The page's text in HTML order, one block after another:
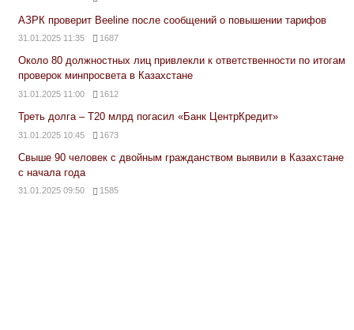
АЗРК проверит Beeline после сообщений о повышении тарифов
31.01.2025 11:35 1687
Около 80 должностных лиц привлекли к ответственности по итогам
проверок минпросвета в Казахстане
31.01.2025 11:00 1612
Треть долга – Т20 млрд погасил «Банк ЦентрКредит»
31.01.2025 10:45 1673
Свыше 90 человек с двойным гражданством выявили в Казахстане
с начала года
31.01.2025 09:50 1585